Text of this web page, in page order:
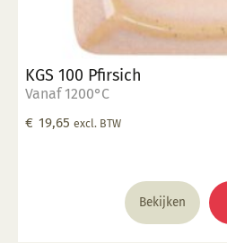
KGS 100 Pfirsich
Vanaf 1200°C
€ 19,65 excl. BTW
Bekijken